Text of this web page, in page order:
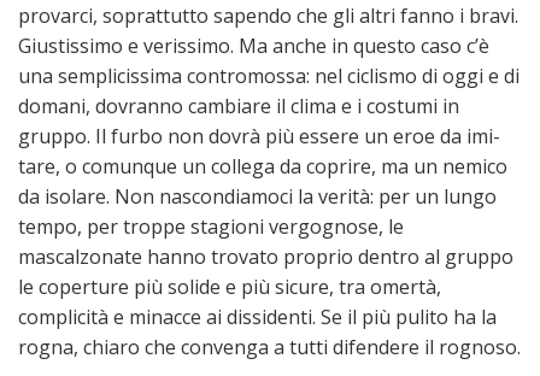
provarci, soprattutto sapendo che gli altri fanno i bravi.
Giu­stissimo e verissimo. Ma anche in questo caso c’è
una semplicissima contromossa: nel ciclismo di oggi e di
domani, do­vranno cambiare il clima e i co­stumi in
gruppo. Il furbo non dovrà più essere un eroe da imi­
tare, o comunque un collega da coprire, ma un nemico
da isolare. Non nascondiamoci la verità: per un lungo
tempo, per troppe stagioni vergognose, le
mascalzonate hanno trovato pro­prio dentro al gruppo
le coperture più solide e più sicure, tra omertà,
complicità e mi­nacce ai dissidenti. Se il più pu­lito ha la
rogna, chiaro che convenga a tutti difendere il rognoso.